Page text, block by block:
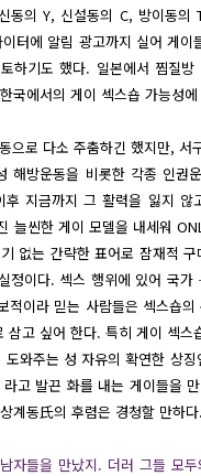
동의 Y, 신설동의 C, 방이동의
터에 알림 광고까지 실어 게이
하기도 했다. 일본에서 찜질방
국에서의 게이 섹스숍 가능성
으로 다소 주춤하긴 했지만, 서
해방운동을 비롯한 각종 인권
후 지금까지 그 활력을 잃지 않
늘씬한 게이 모델을 내세워
없는 간략한 표어로 잠재적
정이다. 섹스 행위에 있어 국
적이라 믿는 사람들은 섹스숍
삼고 싶어 한다. 특히 게이 섹스
와주는 성 자유의 확연한 상
고 발끈 화를 내는 게이들을
계동氏의 후렴은 경청할 만하다.
자들을 만났지. 더러 그들 모